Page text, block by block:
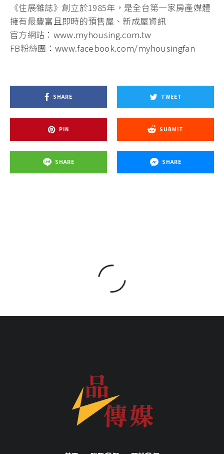
《住展雜誌》創立於1985年，是全台第一家房產媒體
擁有最豐富且即時的預售屋、新成屋資訊
官方網站： www.myhousing.com.tw
FB粉絲團：www.facebook.com/myhousingfan
SHARE TWEET
PIN SUBMIT
SHARE SHARE